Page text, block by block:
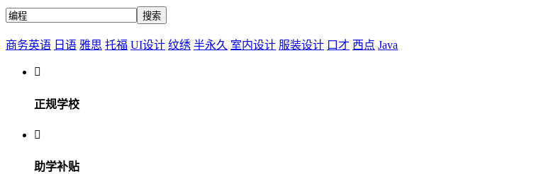
商务英语 日语 雅思 托福 UI设计 纹绣 半永久 室内设计 服装设计 口才 西点 Java

正规学校

助学补贴